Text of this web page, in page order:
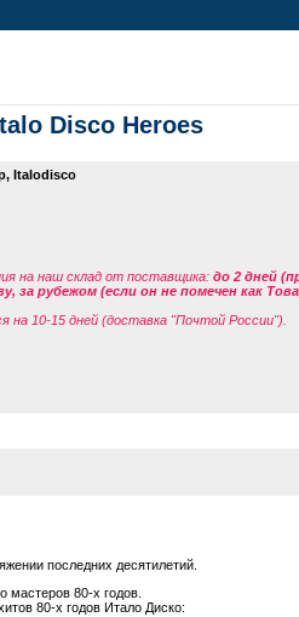
Disco Heroes
Italodisco
на наш склад от поставщика: до 2 дней
за рубежом (если он не помечен как
на 10-15 дней (доставка "Почтой России").
последних десятилетий.
мастеров 80-х годов.
80-х годов Итало Диско: